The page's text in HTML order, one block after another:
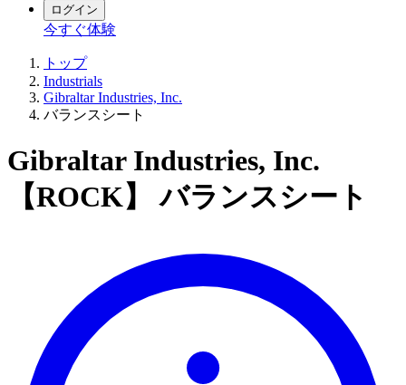
ログイン
今すぐ体験
トップ
Industrials
Gibraltar Industries, Inc.
バランスシート
Gibraltar Industries, Inc.
【ROCK】 バランスシート